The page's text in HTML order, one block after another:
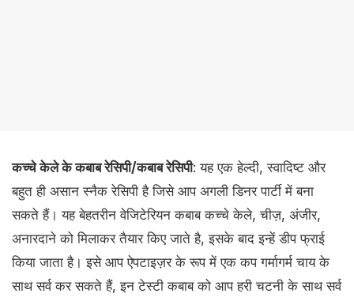
कच्चे केले के कबाब रेसिपी/कबाब रेसिपी: यह एक हेल्दी, स्वादिष्ट और
बहुत ही असान स्नैक रेसिपी है जिसे आप अगली डिनर पार्टी में बना
सकते हैं। यह बेहतरीन वेजिटेरियन कबाब कच्चे केले, चीज़, अंजीर,
अनारदाने को मिलाकर तैयार किए जाते है, इसके बाद इन्हें डीप फ्राई
किया जाता है। इसे आप ऐपटाइज़र के रूप में एक कप गर्मागर्म चाय के
साथ सर्व कर सकते हैं, इन टेस्टी कबाब को आप हरी चटनी के साथ सर्व